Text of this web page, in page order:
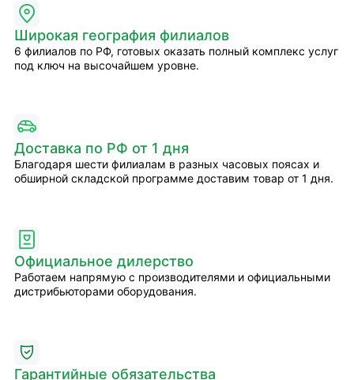
Широкая география филиалов
6 филиалов по РФ, готовых оказать полный комплекс услуг
под ключ на высочайшем уровне.
Доставка по РФ от 1 дня
Благодаря шести филиалам в разных часовых поясах и
обширной складской программе доставим товар от 1 дня.
Официальное дилерство
Работаем напрямую с производителями и официальными
дистрибьюторами оборудования.
Гарантийные обязательства